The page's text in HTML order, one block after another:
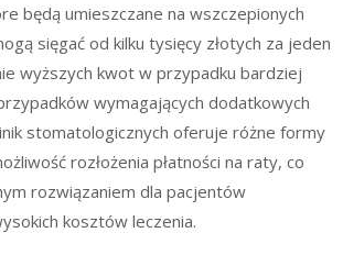
będą umieszczane na wszczepionych
sięgać od kilku tysięcy złotych za jeden
wyższych kwot w przypadku bardziej
wymagających dodatkowych
stomatologicznych oferuje różne formy
rozłożenia płatności na raty, co
rozwiązaniem dla pacjentów
kosztów leczenia.